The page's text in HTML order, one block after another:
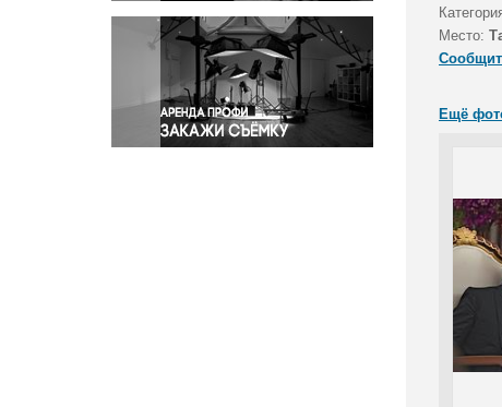
Светская жизнь
Спорт
Экология
Экономика и бизнес
Место:
Ещё